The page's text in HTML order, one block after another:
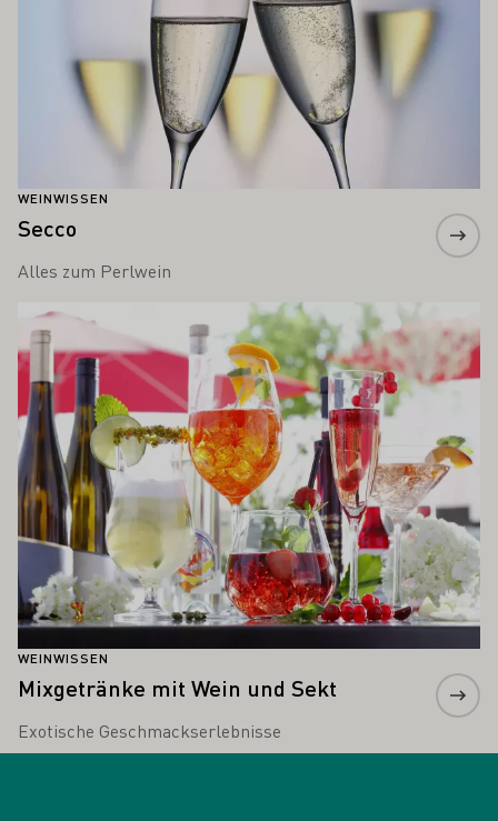
WEINWISSEN
Secco
Alles zum Perlwein
WEINWISSEN
Mixgetränke mit Wein und Sekt
Exotische Geschmackserlebnisse
Mehr erfahren